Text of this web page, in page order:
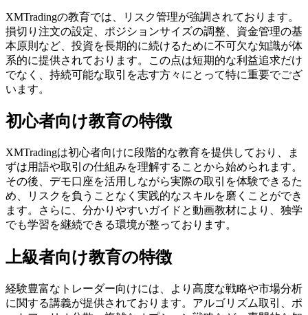
XMTradingの教育では、リスク管理が強調されております。
損切り注文の設定、ポジションサイズの調整、資金管理の基
本原則など、投資を長期的に続けるために不可欠な知識が体
系的に提供されております。この点は短期的な利益追求だけ
でなく、持続可能な取引を志す方々にとって特に重要でござ
います。
初心者向け教育の特徴
XMTradingは初心者向けに段階的な教育を提供しており、ま
ずは用語や取引の仕組みを理解することから始められます。
その後、デモ口座を活用しながら実際の取引を体験できるた
め、リスクを負うことなく実践的なスキルを磨くことができ
ます。さらに、分かりやすいガイドと動画教材により、独学
でも学習を継続できる環境が整っております。
上級者向け教育の特徴
経験豊富なトレーダー向けには、より高度な戦略や市場分析
に関する講義が提供されております。アルゴリズム取引、ポ